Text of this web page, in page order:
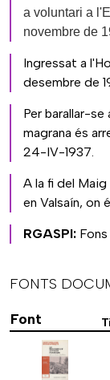
a voluntari a
novembre de
Ingressat a
desembre de
Per barallar-
magrana és
24-IV-1937.
A la fi del
en Valsaín, on
RGASPI:
FONTS
Font